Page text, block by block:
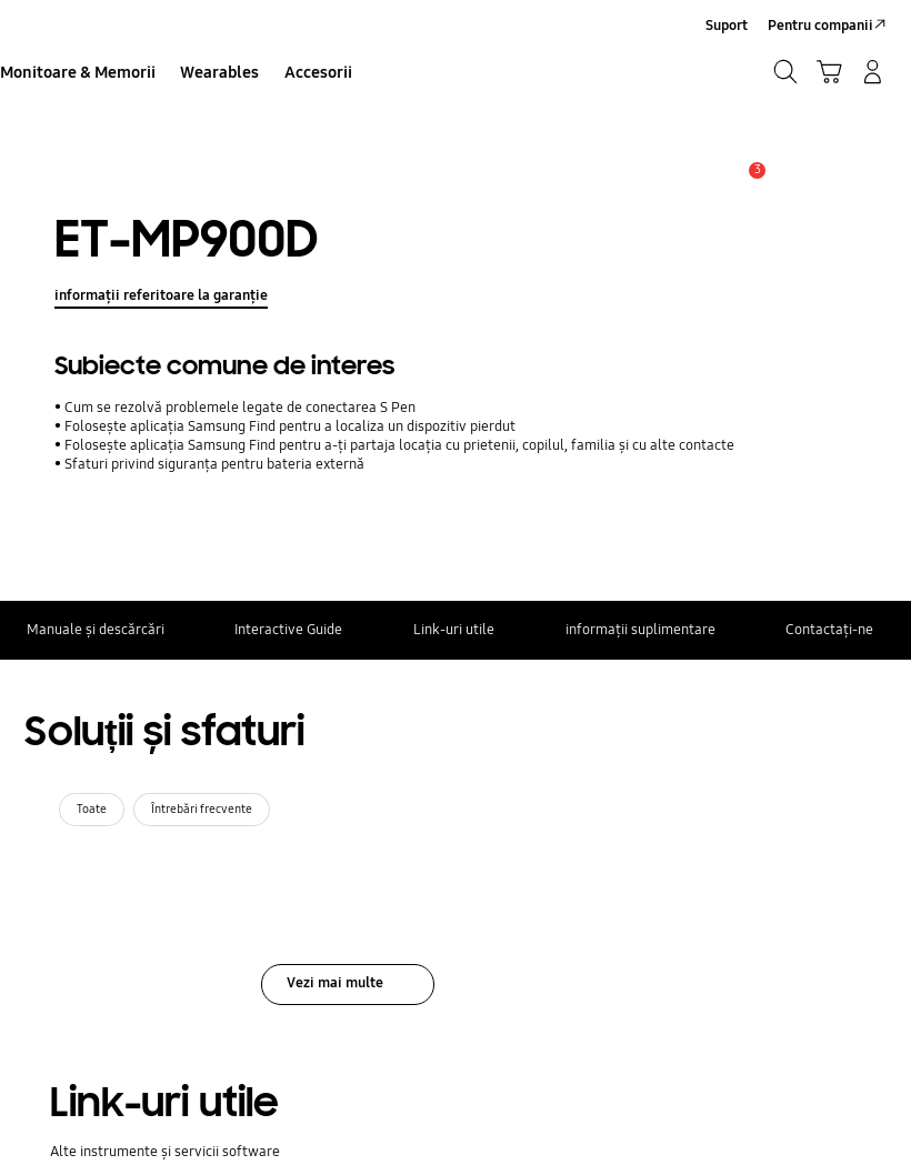
Monitoare & Memorii Wearables Accesorii
Suport Pentru companii
3
ET-MP900D
informații referitoare la garanție
Subiecte comune de interes
Cum se rezolvă problemele legate de conectarea S Pen
Folosește aplicația Samsung Find pentru a localiza un dispozitiv pierdut
Folosește aplicația Samsung Find pentru a-ți partaja locația cu prietenii, copilul, familia și cu alte contacte
Sfaturi privind siguranța pentru bateria externă
Manuale și descărcări Interactive Guide Link-uri utile informații suplimentare Contactaţi-ne
Soluții și sfaturi
Toate Întrebări frecvente
Vezi mai multe
Link-uri utile
Alte instrumente și servicii software